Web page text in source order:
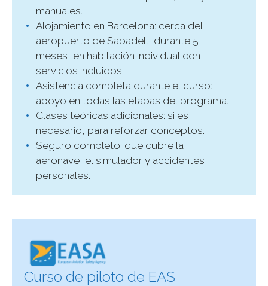
manuales.
Alojamiento en Barcelona: cerca del
aeropuerto de Sabadell, durante 5
meses, en habitación individual con
servicios incluidos.
Asistencia completa durante el curso:
apoyo en todas las etapas del programa.
Clases teóricas adicionales: si es
necesario, para reforzar conceptos.
Seguro completo: que cubre la
aeronave, el simulador y accidentes
personales.
Curso de piloto de EAS